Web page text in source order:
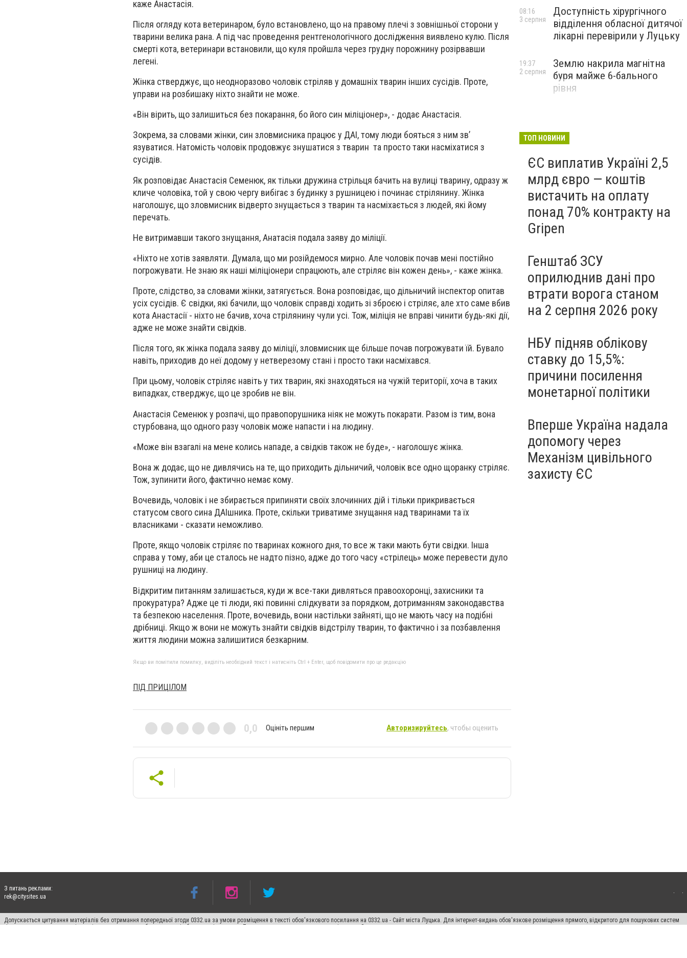
каже Анастасія.
Після огляду кота ветеринаром, було встановлено, що на правому плечі з зовнішньої сторони у
тварини велика рана. А під час проведення рентгенологічного дослідження виявлено кулю. Після
смерті кота, ветеринари встановили, що куля пройшла через грудну порожнину розірвавши
легені.
Жінка стверджує, що неодноразово чоловік стріляв у домашніх тварин інших сусідів. Проте,
управи на розбишаку ніхто знайти не може.
«Він вірить, що залишиться без покарання, бо його син міліціонер», - додає Анастасія.
Зокрема, за словами жінки, син зловмисника працює у ДАІ, тому люди бояться з ним зв’
язуватися. Натомість чоловік продовжує знушатися з тварин та просто таки насміхатися з
сусідів.
Як розповідає Анастасія Семенюк, як тільки дружина стрільця бачить на вулиці тварину, одразу ж
кличе чоловіка, той у свою чергу вибігає з будинку з рушницею і починає стрілянину. Жінка
наголошує, що зловмисник відверто знущається з тварин та насміхається з людей, які йому
перечать.
Не витримавши такого знущання, Анатасія подала заяву до міліції.
«Ніхто не хотів заявляти. Думала, що ми розійдемося мирно. Але чоловік почав мені постійно
погрожувати. Не знаю як наші міліціонери спрацюють, але стріляє він кожен день», - каже жінка.
Проте, слідство, за словами жінки, затягується. Вона розповідає, що дільничий інспектор опитав
усіх сусідів. Є свідки, які бачили, що чоловік справді ходить зі зброєю і стріляє, але хто саме вбив
кота Анастасії - ніхто не бачив, хоча стрілянину чули усі. Тож, міліція не вправі чинити будь-які дії,
адже не може знайти свідків.
Після того, як жінка подала заяву до міліції, зловмисник ще більше почав погрожувати їй. Бувало
навіть, приходив до неї додому у нетверезому стані і просто таки насміхався.
При цьому, чоловік стріляє навіть у тих тварин, які знаходяться на чужій території, хоча в таких
випадках, стверджує, що це зробив не він.
Анастасія Семенюк у розпачі, що правопорушника ніяк не можуть покарати. Разом із тим, вона
стурбована, що одного разу чоловік може напасти і на людину.
«Може він взагалі на мене колись нападе, а свідків також не буде», - наголошує жінка.
Вона ж додає, що не дивлячись на те, що приходить дільничий, чоловік все одно щоранку стріляє.
Тож, зупинити його, фактично немає кому.
Вочевидь, чоловік і не збирається припиняти своїх злочинних дій і тільки прикривається
статусом свого сина ДАІшника. Проте, скільки триватиме знущання над тваринами та їх
власниками - сказати неможливо.
Проте, якщо чоловік стріляє по тваринах кожного дня, то все ж таки мають бути свідки. Інша
справа у тому, аби це сталось не надто пізно, адже до того часу «стрілець» може перевести дуло
рушниці на людину.
Відкритим питанням залишається, куди ж все-таки дивляться правоохоронці, захисники та
прокуратура? Адже це ті люди, які повинні слідкувати за порядком, дотриманням законодавства
та безпекою населення. Проте, вочевидь, вони настільки зайняті, що не мають часу на подібні
дрібниці. Якщо ж вони не можуть знайти свідків відстрілу тварин, то фактично і за позбавлення
життя людини можна залишитися безкарним.
Якщо ви помітили помилку, виділіть необхідний текст і натисніть Ctrl + Enter, щоб повідомити про це редакцію
ПІД ПРИЦІЛОМ
0,0 Оцініть першим Авторизируйтесь, чтобы оценить
Доступність хірургічного
відділення обласної дитячої
лікарні перевірили у Луцьку
08:16
3 серпня
Землю накрила магнітна
буря майже 6-бального
рівня
19:37
2 серпня
ТОП НОВИНИ
ЄС виплатив Україні 2,5
млрд євро — коштів
вистачить на оплату
понад 70% контракту на
Gripen
Генштаб ЗСУ
оприлюднив дані про
втрати ворога станом
на 2 серпня 2026 року
НБУ підняв облікову
ставку до 15,5%:
причини посилення
монетарної політики
Вперше Україна надала
допомогу через
Механізм цивільного
захисту ЄС
З питань реклами:
rek@citysites.ua
Допускається цитування матеріалів без отримання попередньої згоди 0332.ua за умови розміщення в тексті обов'язкового посилання на 0332.ua - Сайт міста Луцька. Для інтернет-видань обов'язкове розміщення прямого, відкритого для пошукових систем
гіперпосилання на цитовані статті не нижче другого абзацу в тексті або в якості джерела. Порушення виняткових прав переслідується Законом.